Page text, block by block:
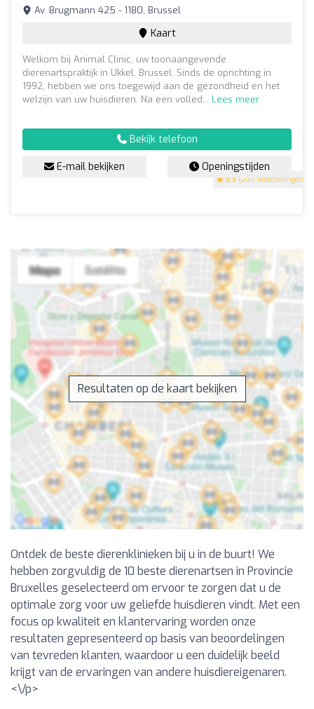
3.5 (200 beoordelingen)
Av. Brugmann 425 - 1180, Brussel
Kaart
Welkom bij Animal Clinic, uw toonaangevende
dierenartspraktijk in Ukkel, Brussel. Sinds de oprichting in
1992, hebben we ons toegewijd aan de gezondheid en het
welzijn van uw huisdieren. Na een volled... Lees meer
Bekijk telefoon
E-mail bekijken Openingstijden
Resultaten op de kaart bekijken
Ontdek de beste dierenklinieken bij u in de buurt! We
hebben zorgvuldig de 10 beste dierenartsen in Provincie
Bruxelles geselecteerd om ervoor te zorgen dat u de
optimale zorg voor uw geliefde huisdieren vindt. Met een
focus op kwaliteit en klantervaring worden onze
resultaten gepresenteerd op basis van beoordelingen
van tevreden klanten, waardoor u een duidelijk beeld
krijgt van de ervaringen van andere huisdiereigenaren.
<\/p>